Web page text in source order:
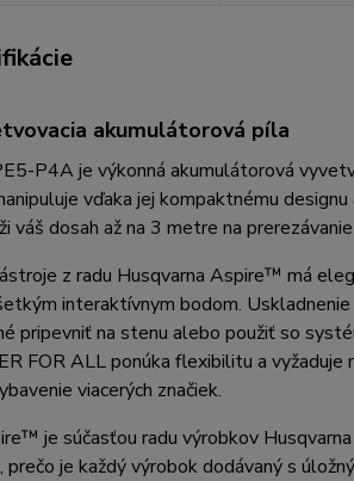
akumulátorová píla
P4A je výkonná akumulátorová
vďaka jej kompaktnému
váš dosah až na 3 metre na
z radu Husqvarna Aspire™ má
interaktívnym bodom.
pripevniť na stenu alebo použiť so
FOR ALL ponúka flexibilitu a
viacerých značiek.
je súčasťou radu výrobkov
je každý výrobok dodávaný s